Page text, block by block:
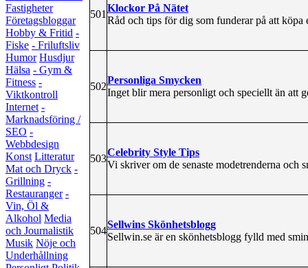
Fastigheter
Företagsbloggar
Hobby & Fritid -
Fiske - Friluftsliv
Humor Husdjur
Hälsa - Gym &
Fitness -
Viktkontroll
Internet -
Marknadsföring /
SEO -
Webbdesign
Konst Litteratur
Mat och Dryck -
Grillning -
Restauranger -
Vin, Öl &
Alkohol Media
och Journalistik
Musik Nöje och
Underhållning
501
Klockor På Nätet
Råd och tips för dig som funderar på att köpa
502
Personliga Smycken
Inget blir mera personligt och speciellt än att
503
Celebrity Style Tips
Vi skriver om de senaste modetrenderna och
504
Sellwins Skönhetsblogg
Sellwin.se är en skönhetsblogg fylld med